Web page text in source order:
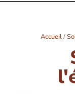
Accueil/